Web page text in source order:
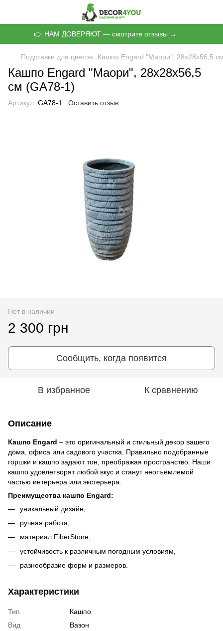
👉 НАМ ДОВЕРЯЮТ — смотрите отзывы →
Подставки для цветов Кашпо Engard "Маори", 28х28х56,5
Кашпо Engard "Маори", 28х28х56,5
см (GA78-1)
Артикул: GA78-1 Оставить отзыв
Нет в наличии
2 300 грн
Сообщить, когда появится
В избранное К сравнению
Описание
Кашпо Engard – это оригинальный и стильный декор вашего
дома, офиса или садового участка. Правильно подобранные
горшки и кашпо задают тон, преображая пространство. Наши
кашпо удовлетворят любой вкус и станут неотъемлемой
частью интерьера или экстерьера.
Преимущества кашпо Engard:
уникальный дизайн,
ручная работа,
материал FiberStone,
устойчивость к различным погодным условиям,
разнообразие форм и размеров.
Характеристики
Тип
Кашпо
Вид
Вазон